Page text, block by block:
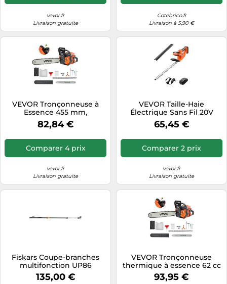
vevor.fr
Livraison gratuite
Cotebrico.fr
Livraison à 5,90 €
VEVOR Tronçonneuse à
Essence 455 mm,
Tronçonneuse Thermique
52 cc, 1,8 kW, avec Poignée
Réservoir de Carburant,
pour Coupe de Bois,
Arbres, Défrichement
82,84 €
Comparer 4 prix
vevor.fr
Livraison gratuite
VEVOR Taille-Haie
Électrique Sans Fil 20V
Batterie 2A Avec Lame à
Double Action 51cm
65,45 €
Comparer 2 prix
vevor.fr
Livraison gratuite
Fiskars Coupe-branches
multifonction UP86
télescopique 2,4–4,0 m
135,00 €
VEVOR Tronçonneuse
thermique à essence 62 cc
2,7 kW 508 mm pour coupe
de bois
93,95 €